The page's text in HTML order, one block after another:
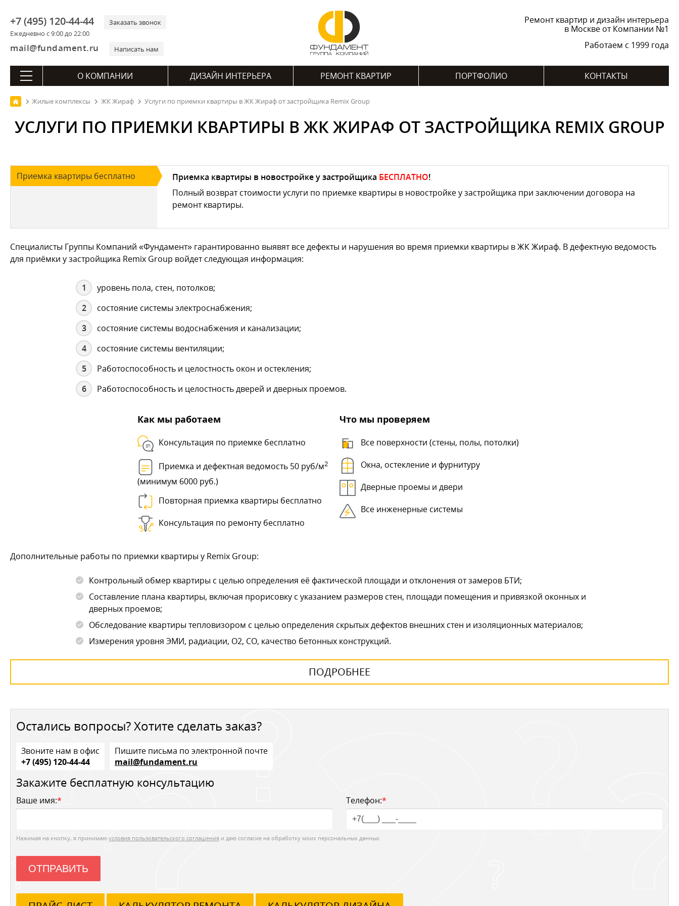
+7 (495) 120-44-44
Ежедневно с 9:00 до 22:00
Заказать звонок
mail@fundament.ru Написать нам
Ремонт квартир и дизайн интерьера
в Москве от Компании №1
Работаем с 1999 года
О КОМПАНИИ ДИЗАЙН ИНТЕРЬЕРА РЕМОНТ КВАРТИР ПОРТФОЛИО КОНТАКТЫ
Жилые комплексы ЖК Жираф Услуги по приемки квартиры в ЖК Жираф от застройщика Remix Group
УСЛУГИ ПО ПРИЕМКИ КВАРТИРЫ В ЖК ЖИРАФ ОТ ЗАСТРОЙЩИКА REMIX GROUP
Приемка квартиры бесплатно Приемка квартиры в новостройке у застройщика БЕСПЛАТНО!
Полный возврат стоимости услуги по приемке квартиры в новостройке у застройщика при заключении договора на
ремонт квартиры.
Специалисты Группы Компаний «Фундамент» гарантированно выявят все дефекты и нарушения во время приемки квартиры в ЖК Жираф. В дефектную ведомость
для приёмки у застройщика Remix Group войдет следующая информация:
уровень пола, стен, потолков;
состояние системы электроснабжения;
состояние системы водоснабжения и канализации;
состояние системы вентиляции;
Работоспособность и целостность окон и остекления;
Работоспособность и целостность дверей и дверных проемов.
Как мы работаем
Консультация по приемке бесплатно
Приемка и дефектная ведомость 50 руб/м2
(минимум 6000 руб.)
Повторная приемка квартиры бесплатно
Консультация по ремонту бесплатно
Что мы проверяем
Все поверхности (стены, полы, потолки)
Окна, остекление и фурнитуру
Дверные проемы и двери
Все инженерные системы
Дополнительные работы по приемки квартиры у Remix Group:
Контрольный обмер квартиры с целью определения её фактической площади и отклонения от замеров БТИ;
Составление плана квартиры, включая прорисовку с указанием размеров стен, площади помещения и привязкой оконных и
дверных проемов;
Обследование квартиры тепловизором с целью определения скрытых дефектов внешних стен и изоляционных материалов;
Измерения уровня ЭМИ, радиации, О2, СО, качество бетонных конструкций.
ПОДРОБНЕЕ
Остались вопросы? Хотите сделать заказ?
Звоните нам в офис
+7 (495) 120-44-44
Пишите письма по электронной почте
mail@fundament.ru
Закажите бесплатную консультацию
Ваше имя:* Телефон:*
Нажимая на кнопку, я принимаю условия пользовательского соглашения и даю согласие на обработку моих персональных данных.
ОТПРАВИТЬ